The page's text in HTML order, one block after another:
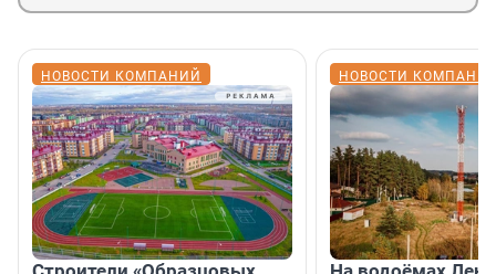
НОВОСТИ КОМПАНИЙ НОВОСТИ